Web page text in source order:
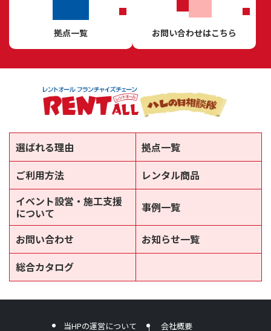
拠点一覧 お問い合わせはこちら
選ばれる理由
拠点一覧
ご利用方法
レンタル商品
イベント設営・施工支援
について
事例一覧
お問い合わせ
お知らせ一覧
総合カタログ
新
し
い
当HPの運営について 会社概要